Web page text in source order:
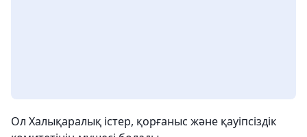
Ол Халықаралық істер, қорғаныс және қауіпсіздік